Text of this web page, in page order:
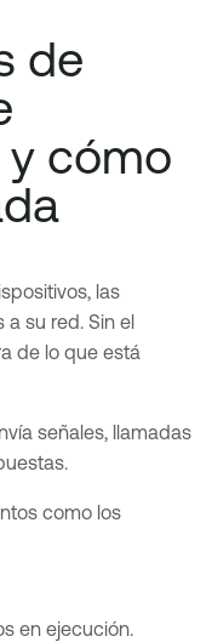
de
cómo
las
su red. Sin el
de lo que está
señales, llamadas
como los
en ejecución.